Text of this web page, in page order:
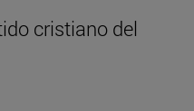
cristiano del